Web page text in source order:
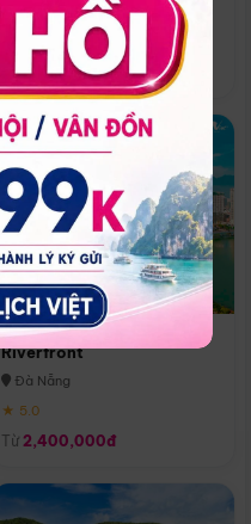
Quoc
Phú Quốc
★ 5.0
Melia Vinpearl Danang
Riverfront
Đà Nẵng
★ 5.0
Từ 2,400,000đ